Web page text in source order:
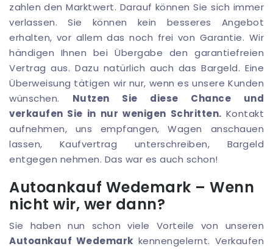
zahlen den Marktwert. Darauf können Sie sich immer
verlassen. Sie können kein besseres Angebot
erhalten, vor allem das noch frei von Garantie. Wir
händigen Ihnen bei Übergabe den garantiefreien
Vertrag aus. Dazu natürlich auch das Bargeld. Eine
Überweisung tätigen wir nur, wenn es unsere Kunden
wünschen. Nutzen Sie diese Chance und
verkaufen Sie in nur wenigen Schritten. Kontakt
aufnehmen, uns empfangen, Wagen anschauen
lassen, Kaufvertrag unterschreiben, Bargeld
entgegen nehmen. Das war es auch schon!
Autoankauf Wedemark – Wenn
nicht wir, wer dann?
Sie haben nun schon viele Vorteile von unseren
Autoankauf Wedemark kennengelernt. Verkaufen